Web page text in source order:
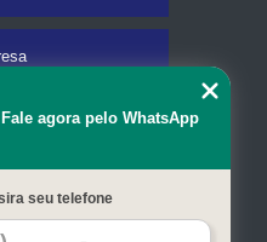
agora pelo WhatsApp
seu telefone